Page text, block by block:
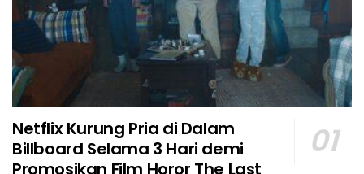
Netflix Kurung Pria di Dalam
Billboard Selama 3 Hari demi
Promosikan Film Horor The Last